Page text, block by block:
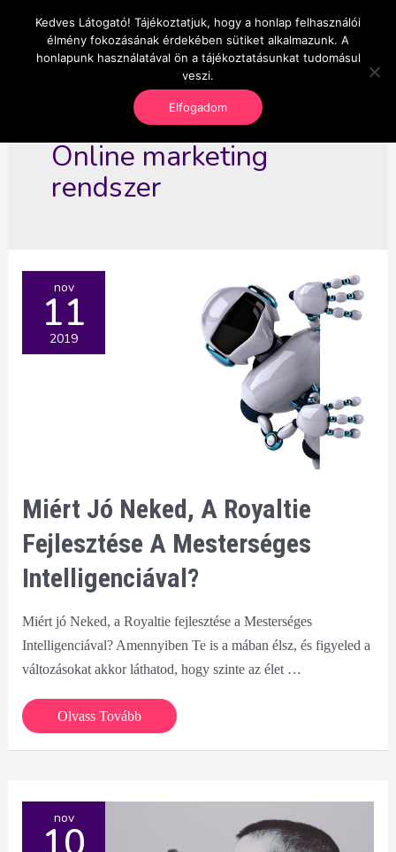
content
OnlineSeedsMan
Üzlet és szabadság
Main
Online marketing
rendszer
nov
11
2019
Miért Jó Neked, A Royaltie
Fejlesztése A Mesterséges
Intelligenciával?
Miért jó Neked, a Royaltie fejlesztése a Mesterséges
Intelligenciával? Amennyiben Te is a mában élsz, és figyeled a
változásokat akkor láthatod, hogy szinte az élet …
Miért
fejlesztése
Olvass Tovább
nov
Kedves Látogató! Tájékoztatjuk, hogy a honlap felhasználói
élmény fokozásának érdekében sütiket alkalmazunk. A
honlapunk használatával ön a tájékoztatásunkat tudomásul
veszi.
Elfogadom